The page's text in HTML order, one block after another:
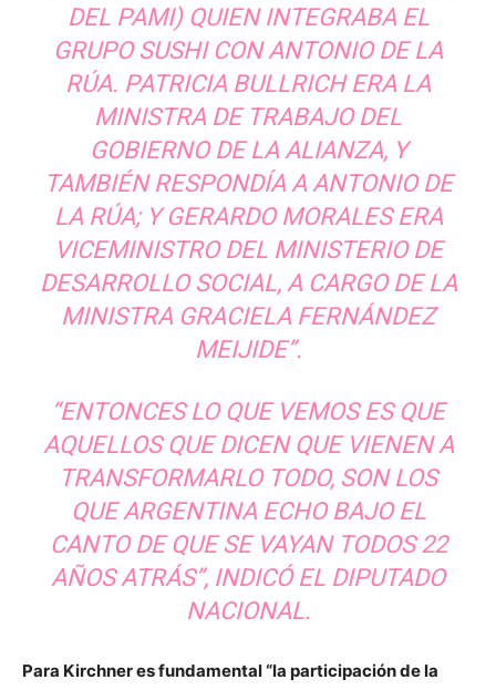
DEL PAMI) QUIEN INTEGRABA EL
GRUPO SUSHI CON ANTONIO DE LA
RÚA. PATRICIA BULLRICH ERA LA
MINISTRA DE TRABAJO DEL
GOBIERNO DE LA ALIANZA, Y
TAMBIÉN RESPONDÍA A ANTONIO DE
LA RÚA; Y GERARDO MORALES ERA
VICEMINISTRO DEL MINISTERIO DE
DESARROLLO SOCIAL, A CARGO DE LA
MINISTRA GRACIELA FERNÁNDEZ
MEIJIDE”.
“ENTONCES LO QUE VEMOS ES QUE
AQUELLOS QUE DICEN QUE VIENEN A
TRANSFORMARLO TODO, SON LOS
QUE ARGENTINA ECHO BAJO EL
CANTO DE QUE SE VAYAN TODOS 22
AÑOS ATRÁS”, INDICÓ EL DIPUTADO
NACIONAL.
Para Kirchner es fundamental “la participación de la